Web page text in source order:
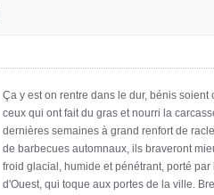
Ça y est on rentre dans le dur, bénis soient
ceux qui ont fait du gras et nourri la
dernières semaines à grand renfort de
de barbecues automnaux, ils braveront
froid glacial, humide et pénétrant, porté par
d'Ouest, qui toque aux portes de la ville.